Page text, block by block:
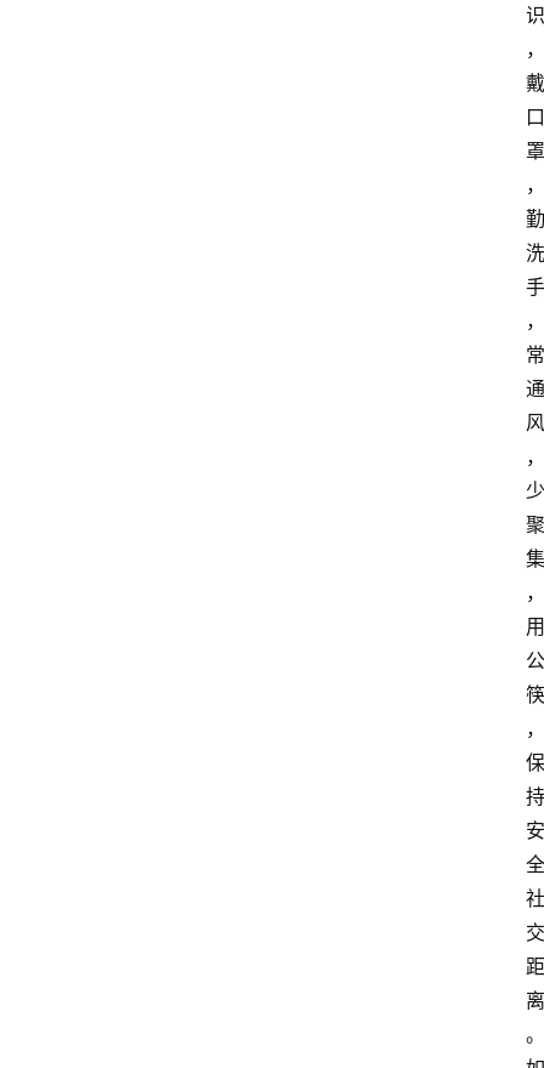
识
，
戴
口
罩
，
勤
洗
手
，
常
通
风
，
少
聚
集
，
用
公
筷
，
保
持
安
全
社
交
距
离
。